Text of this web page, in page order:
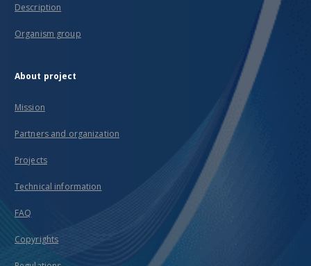
Description
Organism group
About project
Mission
Partners and organization
Projects
Technical information
FAQ
Copyrights